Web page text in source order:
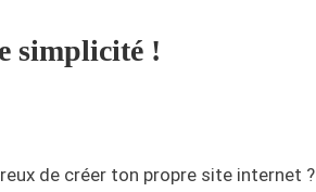
simplicité !
de créer ton propre site internet ?